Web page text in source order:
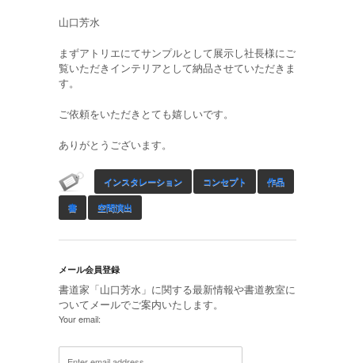
山口芳水
まずアトリエにてサンプルとして展示し社長様にご
覧いただきインテリアとして納品させていただきま
す。
ご依頼をいただきとても嬉しいです。
ありがとうございます。
インスタレーション コンセプト 作品
書 空間演出
メール会員登録
書道家「山口芳水」に関する最新情報や書道教室に
ついてメールでご案内いたします。
Your email: